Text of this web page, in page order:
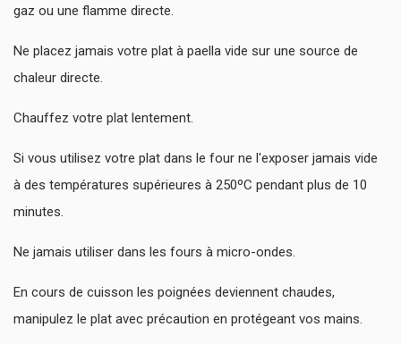
gaz ou une flamme directe.
Ne placez jamais votre plat à paella vide sur une source de
chaleur directe.
Chauffez votre plat lentement.
Si vous utilisez votre plat dans le four ne l'exposer jamais vide
à des températures supérieures à 250ºC pendant plus de 10
minutes.
Ne jamais utiliser dans les fours à micro-ondes.
En cours de cuisson les poignées deviennent chaudes,
manipulez le plat avec précaution en protégeant vos mains.